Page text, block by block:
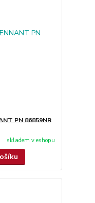
PN 86859NR
skladem v eshopu